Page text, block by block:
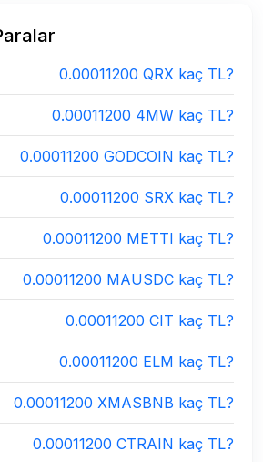
0.00011200 QRX kaç TL?
0.00011200 4MW kaç TL?
0.00011200 GODCOIN kaç TL?
0.00011200 SRX kaç TL?
0.00011200 METTI kaç TL?
0.00011200 MAUSDC kaç TL?
0.00011200 CIT kaç TL?
0.00011200 ELM kaç TL?
0.00011200 XMASBNB kaç TL?
0.00011200 CTRAIN kaç TL?